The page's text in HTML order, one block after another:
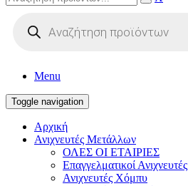
search
Menu
Toggle navigation
Αρχική
Ανιχνευτές Μετάλλων
ΟΛΕΣ ΟΙ ΕΤΑΙΡΙΕΣ
Επαγγελματικοί Ανιχνευτές
Ανιχνευτές Χόμπυ